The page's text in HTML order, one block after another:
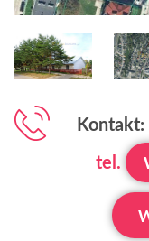
Kontakt:
tel.